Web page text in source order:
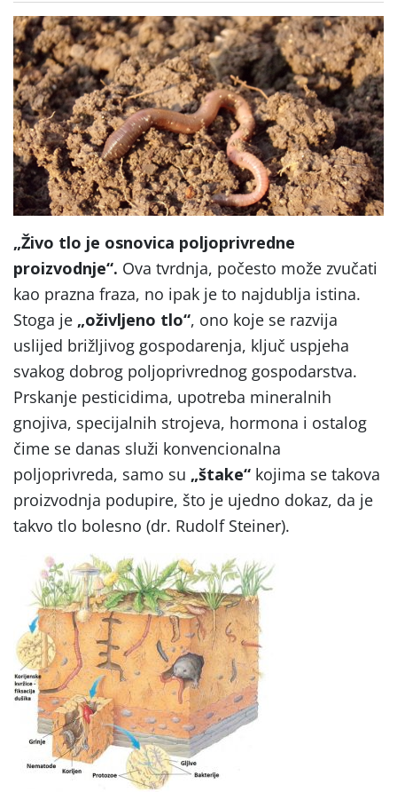
„Živo tlo je osnovica poljoprivredne
proizvodnje“. Ova tvrdnja, počesto može zvučati
kao prazna fraza, no ipak je to najdublja istina.
Stoga je „oživljeno tlo“, ono koje se razvija
uslijed brižljivog gospodarenja, ključ uspjeha
svakog dobrog poljoprivrednog gospodarstva.
Prskanje pesticidima, upotreba mineralnih
gnojiva, specijalnih strojeva, hormona i ostalog
čime se danas služi konvencionalna
poljoprivreda, samo su „štake“ kojima se takova
proizvodnja podupire, što je ujedno dokaz, da je
takvo tlo bolesno (dr. Rudolf Steiner).